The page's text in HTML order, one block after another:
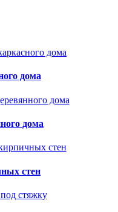
дома
дома
стен